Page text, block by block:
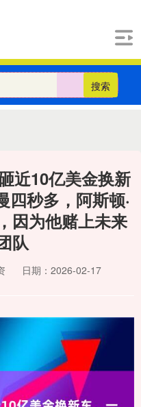
搜索
近10亿美金换新
四秒多，阿斯顿·
因为他赌上未来
队
日期：2026-02-17